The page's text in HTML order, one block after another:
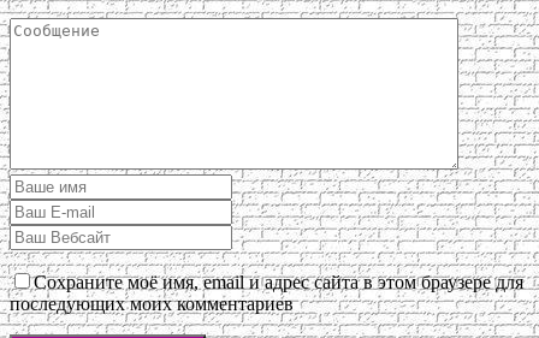
Сохраните моё имя, email и адрес сайта в этом браузере для
последующих моих комментариев